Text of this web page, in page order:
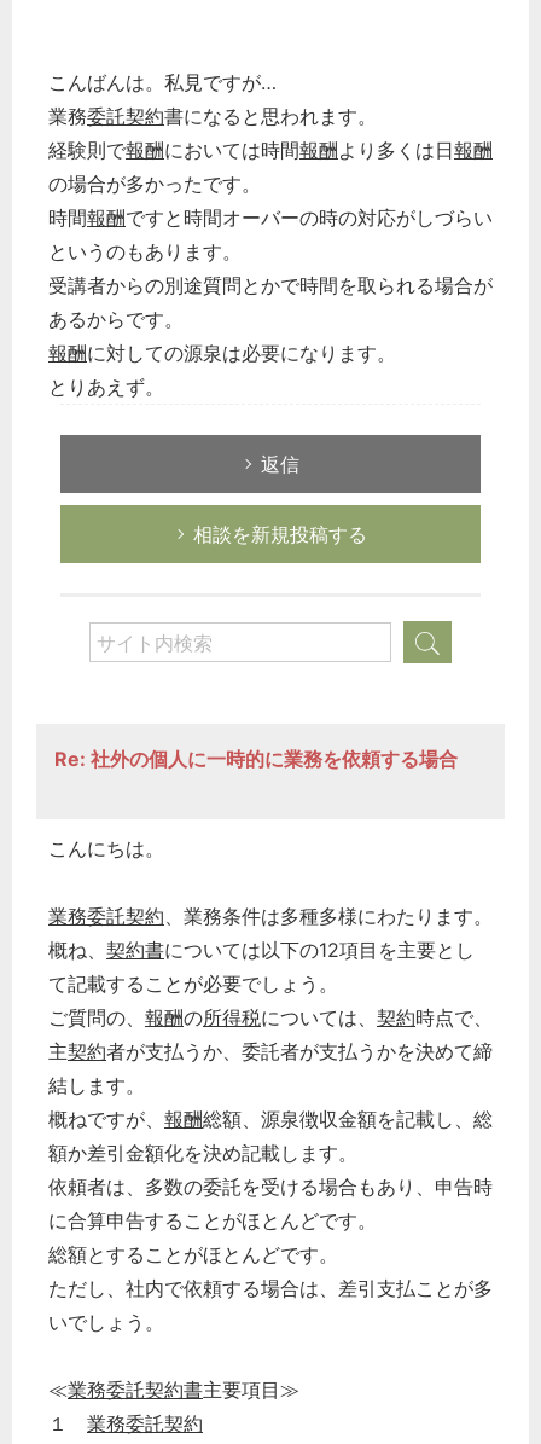
こんばんは。私見ですが…
業務委託契約書になると思われます。
経験則で報酬においては時間報酬より多くは日報酬
の場合が多かったです。
時間報酬ですと時間オーバーの時の対応がしづらい
というのもあります。
受講者からの別途質問とかで時間を取られる場合が
あるからです。
報酬に対しての源泉は必要になります。
とりあえず。
返信
相談を新規投稿する
Re: 社外の個人に一時的に業務を依頼する場合
こんにちは。
業務委託契約、業務条件は多種多様にわたります。
概ね、 契約書については以下の12項目を主要とし
て記載することが必要でしょう。
ご質問の、 報酬の所得税については、 契約時点で、
主契約者が支払うか、委託者が支払うかを決めて締
結します。
概ねですが、 報酬総額、源泉徴収金額を記載し、総
額か差引金額化を決め記載します。
依頼者は、多数の委託を受ける場合もあり、申告時
に合算申告することがほとんどです。
総額とすることがほとんどです。
ただし、社内で依頼する場合は、差引支払ことが多
いでしょう。
≪業務委託契約書主要項目≫
１ 業務委託契約